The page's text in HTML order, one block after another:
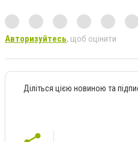
Авторизуйтесь, щоб оцінити
Діліться цією новиною та